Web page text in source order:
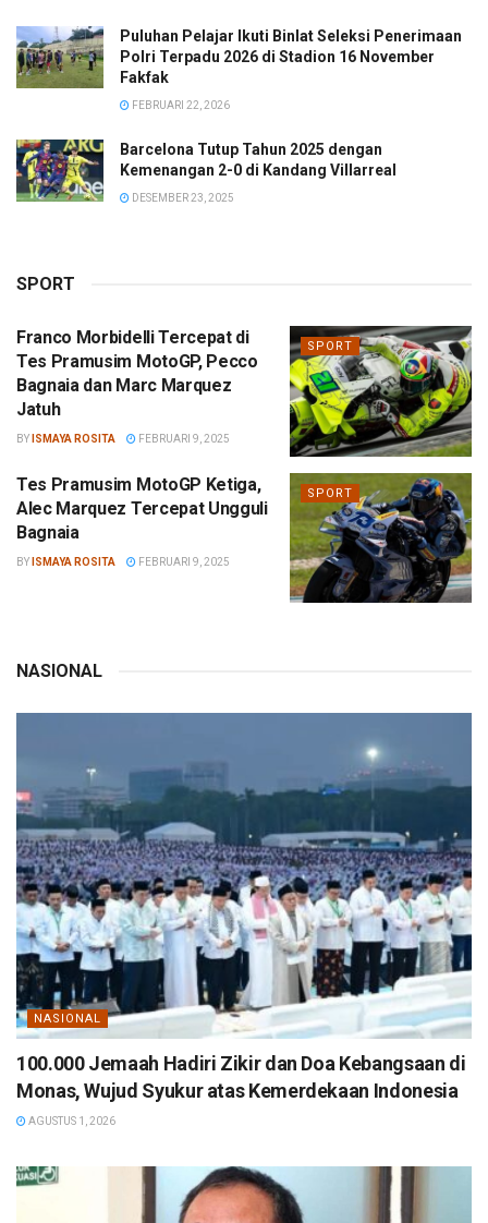
Puluhan Pelajar Ikuti Binlat Seleksi Penerimaan
Polri Terpadu 2026 di Stadion 16 November
Fakfak
FEBRUARI 22, 2026
Barcelona Tutup Tahun 2025 dengan
Kemenangan 2-0 di Kandang Villarreal
DESEMBER 23, 2025
SPORT
SPORT
Franco Morbidelli Tercepat di
Tes Pramusim MotoGP, Pecco
Bagnaia dan Marc Marquez
Jatuh
BY ISMAYA ROSITA FEBRUARI 9, 2025
SPORT
Tes Pramusim MotoGP Ketiga,
Alec Marquez Tercepat Ungguli
Bagnaia
BY ISMAYA ROSITA FEBRUARI 9, 2025
NASIONAL
NASIONAL
100.000 Jemaah Hadiri Zikir dan Doa Kebangsaan di
Monas, Wujud Syukur atas Kemerdekaan Indonesia
AGUSTUS 1, 2026